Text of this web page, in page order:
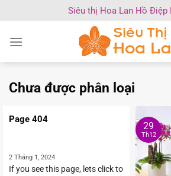
nội
Siêu thị Hoa Lan Hồ Điệp
Chưa được phân loại
Page 404
2 Tháng 1, 2024
If you see this page, lets click to
29
Th12